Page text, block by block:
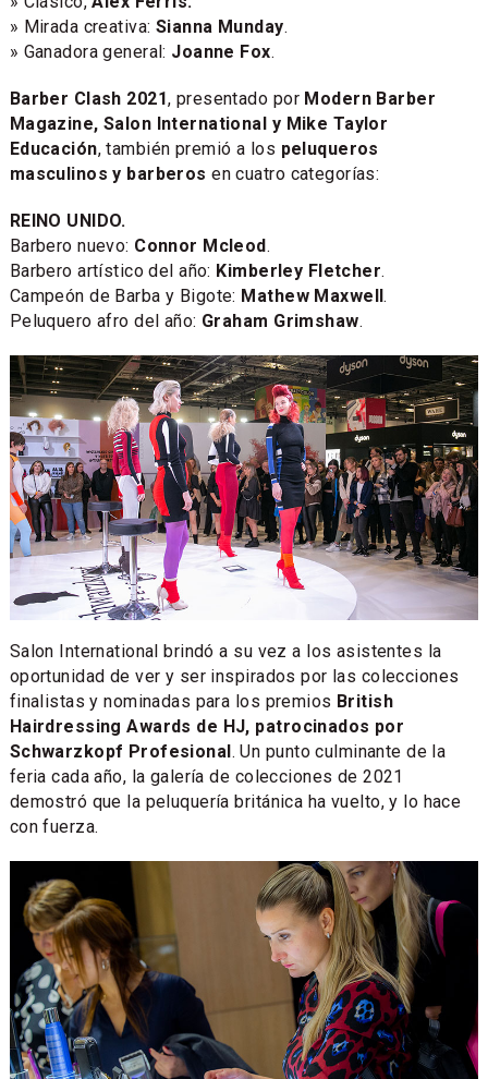
» Mirada creativa: Sianna Munday.
» Ganadora general: Joanne Fox.
Barber Clash 2021, presentado por Modern Barber
Magazine, Salon International y Mike Taylor
Educación, también premió a los peluqueros
masculinos y barberos en cuatro categorías:
REINO UNIDO.
Barbero nuevo: Connor Mcleod.
Barbero artístico del año: Kimberley Fletcher.
Campeón de Barba y Bigote: Mathew Maxwell.
Peluquero afro del año: Graham Grimshaw.
Salon International brindó a su vez a los asistentes la
oportunidad de ver y ser inspirados por las colecciones
finalistas y nominadas para los premios British
Hairdressing Awards de HJ, patrocinados por
Schwarzkopf Profesional . Un punto culminante de la
feria cada año, la galería de colecciones de 2021
demostró que la peluquería británica ha vuelto, y lo hace
con fuerza.